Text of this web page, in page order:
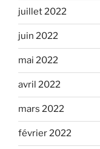
juillet 2022
juin 2022
mai 2022
avril 2022
mars 2022
février 2022